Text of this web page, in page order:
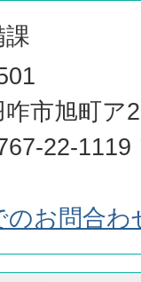
市旭町ア
22-
のお問合わ